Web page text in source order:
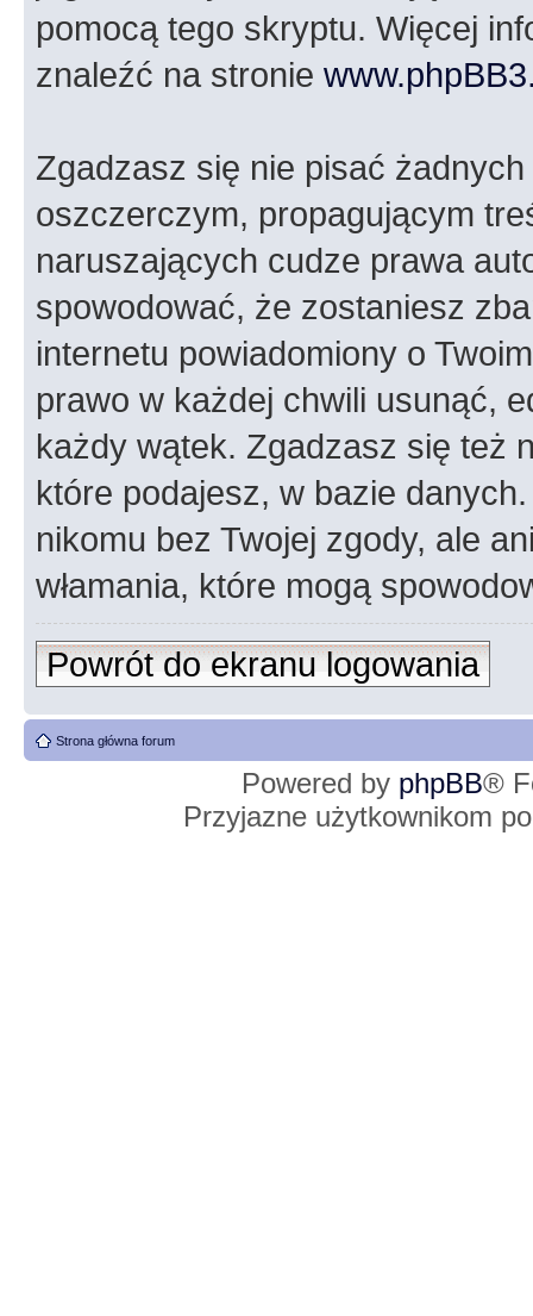
pomocą tego skryptu. Więcej
znaleźć na stronie
Zgadzasz się nie pisać
oszczerczym, propagującym
naruszających cudze prawa
spowodować, że zostaniesz
internetu powiadomiony o
prawo w każdej chwili usunąć,
każdy wątek. Zgadzasz się też
które podajesz, w bazie
nikomu bez Twojej zgody, ale
włamania, które mogą
Powrót do ekranu logowania
Strona główna forum
Powered by phpBB®
Przyjazne użytkownikom